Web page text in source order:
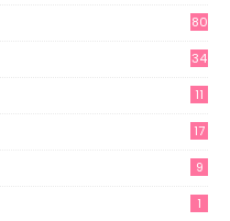
80
34
11
17
9
1